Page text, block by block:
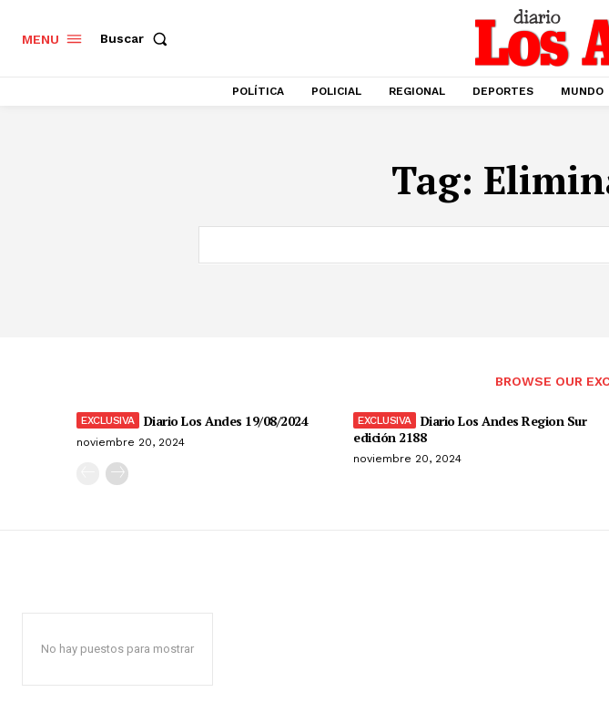
MENU Buscar
POLÍTICA POLICIAL REGIONAL DEPORTES MUNDO
Tag:
BROWSE OUR
Diario Los Andes 19/08/2024
noviembre 20, 2024
Diario Los Andes Region Sur
edición 2188
noviembre 20, 2024
No hay puestos para mostrar